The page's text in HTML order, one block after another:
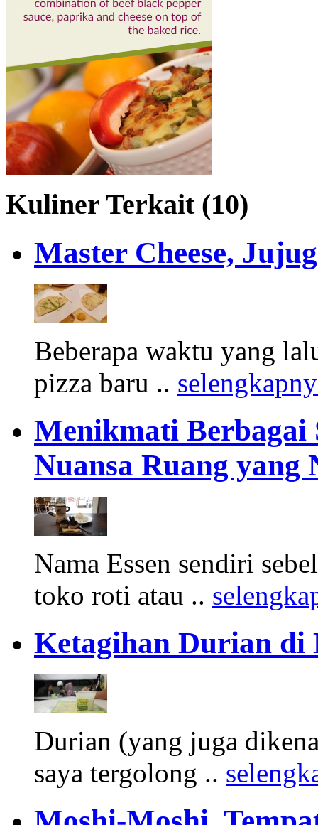
Kuliner Terkait (10)
Master Cheese,
Beberapa waktu yang
pizza baru ..
Menikmati Berbagai
Nuansa Ruang yang
Nama Essen sendiri
toko roti atau ..
Ketagihan Durian di
Durian (yang juga
saya tergolong ..